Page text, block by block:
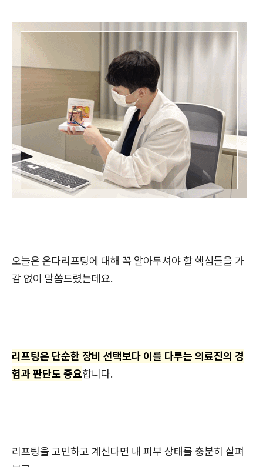
오늘은 온다리프팅에 대해 꼭 알아두셔야 할 핵심들을 가
감 없이 말씀드렸는데요.
리프팅은 단순한 장비 선택보다 이를 다루는 의료진의 경
험과 판단도 중요합니다.
리프팅을 고민하고 계신다면 내 피부 상태를 충분히 살펴